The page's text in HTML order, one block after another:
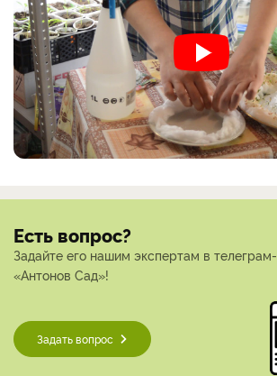
Есть вопрос?
Задайте его нашим экспертам в
«Антонов Сад»!
Задать вопрос